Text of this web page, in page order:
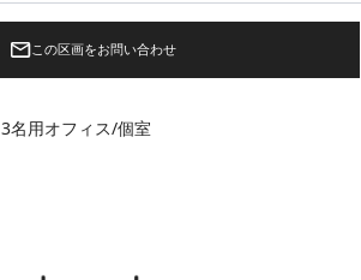
この区画をお問い合わせ
3名用オフィス/個室